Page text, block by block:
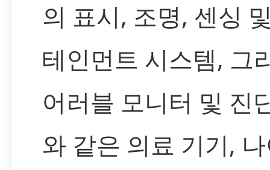
의 표시, 조명, 센싱
테인먼트 시스템, 그
어러블 모니터 및 진
와 같은 의료 기기,